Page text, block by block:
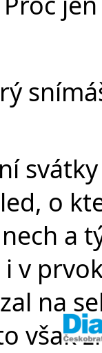
o
a
v
na
však